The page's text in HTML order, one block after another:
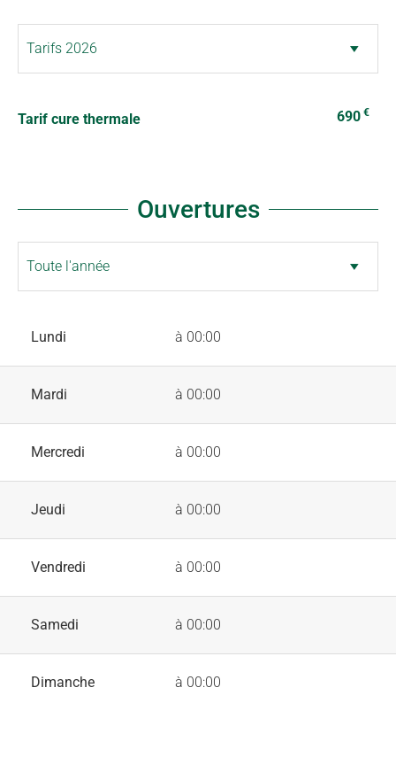
Tarif cure thermale 690 €
Ouvertures
Lundi à 00:00
Mardi à 00:00
Mercredi à 00:00
Jeudi à 00:00
Vendredi à 00:00
Samedi à 00:00
Dimanche à 00:00